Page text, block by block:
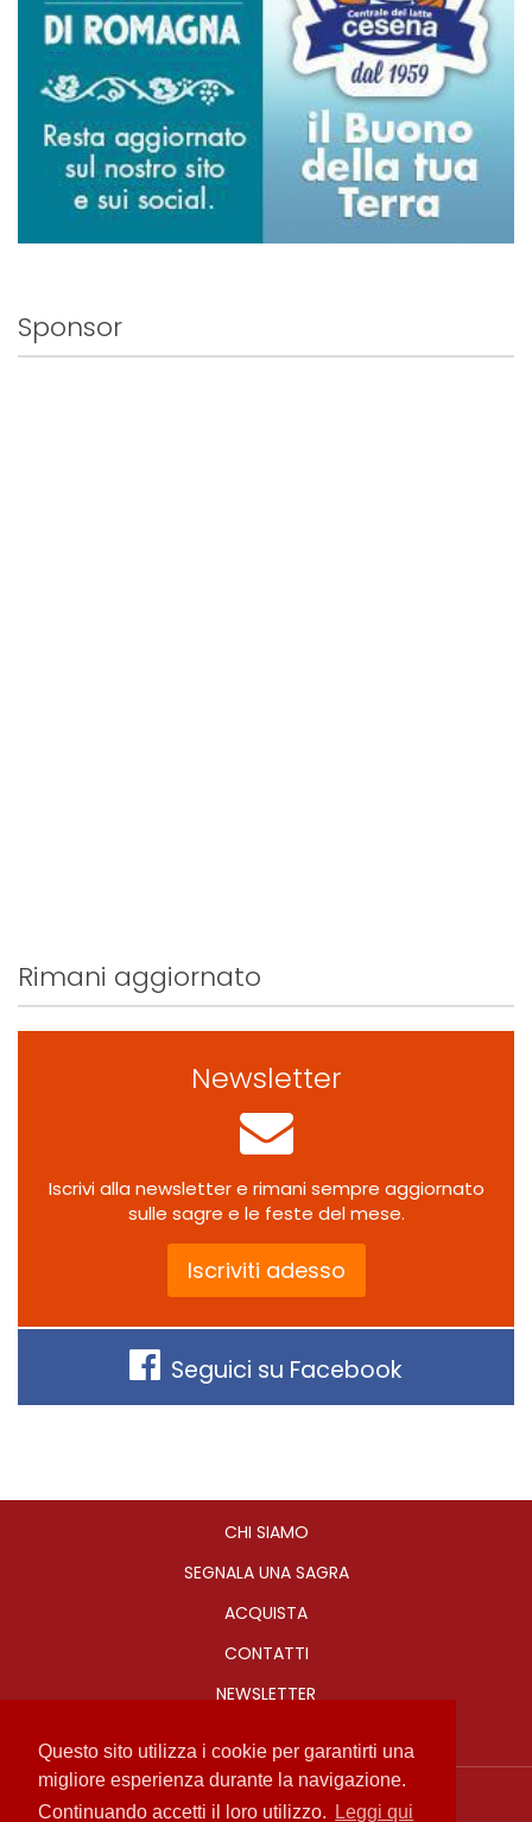
Questo sito utilizza i cookie per garantirti una
migliore esperienza durante la navigazione.
Continuando accetti il loro utilizzo.
Leggi qui
Sponsor
Rimani aggiornato
Newsletter
Iscrivi alla newsletter e rimani sempre aggiornato
sulle sagre e le feste del mese.
Iscriviti adesso
Seguici su Facebook
CHI SIAMO
SEGNALA UNA SAGRA
ACQUISTA
CONTATTI
NEWSLETTER
Sagre in Romagna